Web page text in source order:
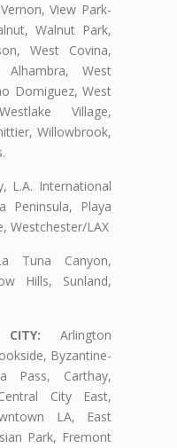
View Park-
Walnut Park,
West Covina,
West
Domiguez, West
Village,
Willowbrook,
L.A. International
Peninsula, Playa
Westchester/LAX
Tuna Canyon,
Hills, Sunland,
CITY: Arlington
Byzantine-
Pass, Carthay,
City East,
LA, East
Park, Fremont